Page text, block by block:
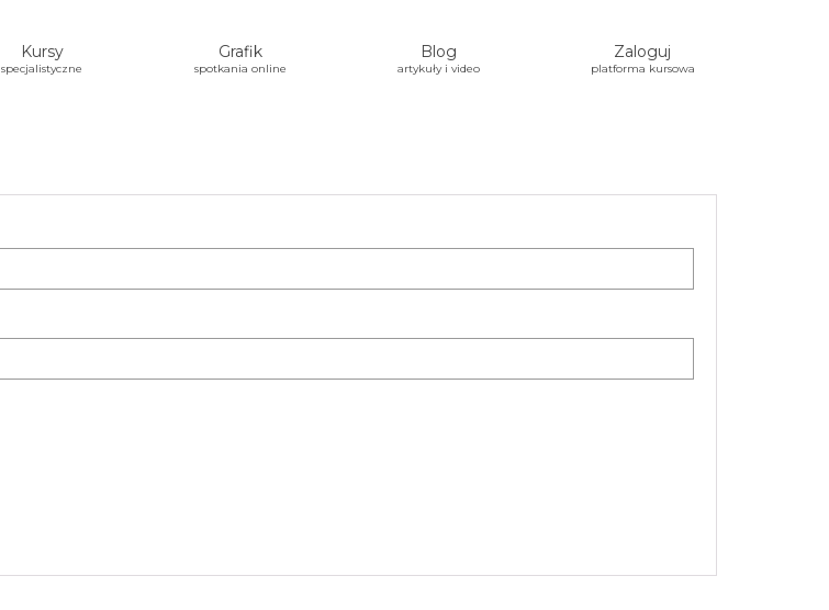
Kursy
specjalistyczne
Grafik
spotkania online
Blog
artykuły i video
Zaloguj
platforma kursowa